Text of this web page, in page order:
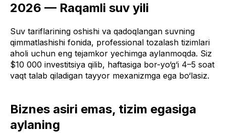
2026 — Raqamli suv yili
Suv tariflarining oshishi va qadoqlangan suvning
qimmatlashishi fonida, professional tozalash tizimlari
aholi uchun eng tejamkor yechimga aylanmoqda. Siz
$10 000 investitsiya qilib, haftasiga bor-yo‘g‘i 4–5 soat
vaqt talab qiladigan tayyor mexanizmga ega bo‘lasiz.
Biznes asiri emas, tizim egasiga
aylaning